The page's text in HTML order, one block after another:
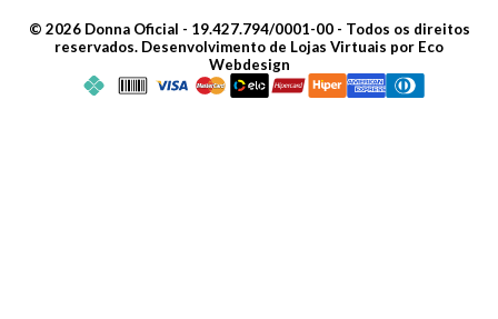
© 2026Donna Oficial - 19.427.794/0001-00 - Todos os direitos
reservados. Desenvolvimento de Lojas Virtuais por Eco
Webdesign